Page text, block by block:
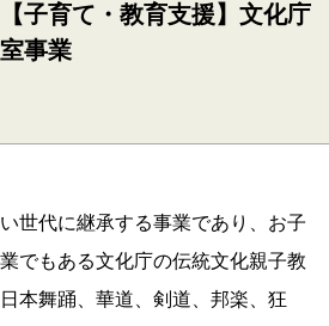
子育て・教育支援】文化庁
事業
世代に継承する事業であり、お子
でもある文化庁の伝統文化親子教
本舞踊、華道、剣道、邦楽、狂